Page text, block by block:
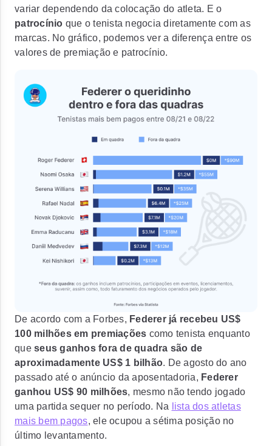
variar dependendo da colocação do atleta. E o
patrocínio que o tenista negocia diretamente com as
marcas. No gráfico, podemos ver a diferença entre os
valores de premiação e patrocínio.
De acordo com a Forbes, Federer já recebeu US$
100 milhões em premiações como tenista enquanto
que seus ganhos fora de quadra são de
aproximadamente US$ 1 bilhão. De agosto do ano
passado até o anúncio da aposentadoria, Federer
ganhou US$ 90 milhões, mesmo não tendo jogado
uma partida sequer no período. Na
lista dos atletas
mais bem pagos, ele ocupou a sétima posição no
último levantamento.